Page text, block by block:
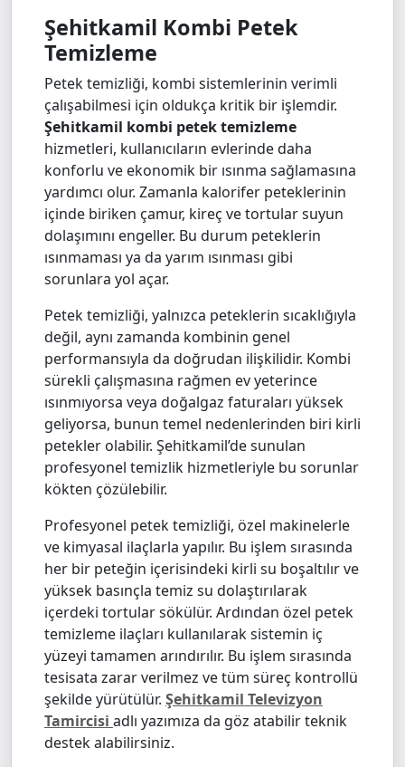
Şehitkamil Kombi Petek
Temizleme
Petek temizliği, kombi sistemlerinin verimli
çalışabilmesi için oldukça kritik bir işlemdir.
Şehitkamil kombi petek temizleme
hizmetleri, kullanıcıların evlerinde daha
konforlu ve ekonomik bir ısınma sağlamasına
yardımcı olur. Zamanla kalorifer peteklerinin
içinde biriken çamur, kireç ve tortular suyun
dolaşımını engeller. Bu durum peteklerin
ısınmaması ya da yarım ısınması gibi
sorunlara yol açar.
Petek temizliği, yalnızca peteklerin sıcaklığıyla
değil, aynı zamanda kombinin genel
performansıyla da doğrudan ilişkilidir. Kombi
sürekli çalışmasına rağmen ev yeterince
ısınmıyorsa veya doğalgaz faturaları yüksek
geliyorsa, bunun temel nedenlerinden biri kirli
petekler olabilir. Şehitkamil’de sunulan
profesyonel temizlik hizmetleriyle bu sorunlar
kökten çözülebilir.
Profesyonel petek temizliği, özel makinelerle
ve kimyasal ilaçlarla yapılır. Bu işlem sırasında
her bir peteğin içerisindeki kirli su boşaltılır ve
yüksek basınçla temiz su dolaştırılarak
içerdeki tortular sökülür. Ardından özel petek
temizleme ilaçları kullanılarak sistemin iç
yüzeyi tamamen arındırılır. Bu işlem sırasında
tesisata zarar verilmez ve tüm süreç kontrollü
şekilde yürütülür. Şehitkamil Televizyon
Tamircisi adlı yazımıza da göz atabilir teknik
destek alabilirsiniz.